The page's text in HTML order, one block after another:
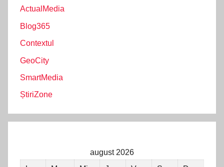
ActualMedia
Blog365
Contextul
GeoCity
SmartMedia
ȘtiriZone
august 2026